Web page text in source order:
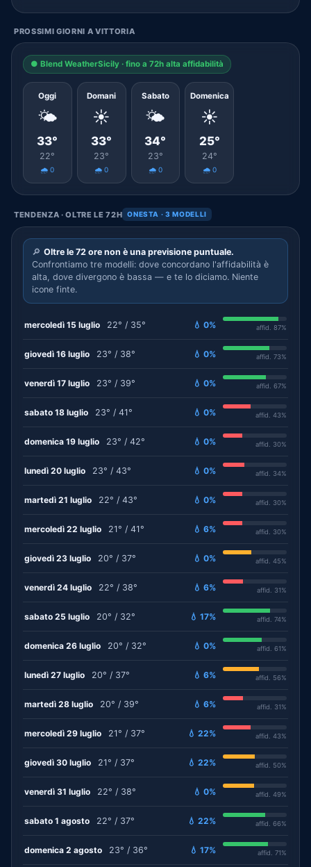
PROSSIMI GIORNI A VITTORIA
● Blend WeatherSicily · fino a 72h alta affidabilità
Oggi
🌤️
33°
22°
🌧️ 0
Domani
☀️
33°
23°
🌧️ 0
Sabato
🌤️
34°
23°
🌧️ 0
Domenica
☀️
25°
24°
🌧️ 0
TENDENZA · OLTRE LE 72H ONESTA · 3 MODELLI
🔎 Oltre le 72 ore non è una previsione puntuale.
Confrontiamo tre modelli: dove concordano l'affidabilità è
alta, dove divergono è bassa — e te lo diciamo. Niente
icone finte.
mercoledì 15 luglio 22° / 35° 💧 0% affid. 87%
giovedì 16 luglio 23° / 38° 💧 0% affid. 73%
venerdì 17 luglio 23° / 39° 💧 0% affid. 67%
sabato 18 luglio 23° / 41° 💧 0% affid. 43%
domenica 19 luglio 23° / 42° 💧 0% affid. 30%
lunedì 20 luglio 23° / 43° 💧 0% affid. 34%
martedì 21 luglio 22° / 43° 💧 0% affid. 30%
mercoledì 22 luglio 21° / 41° 💧 6% affid. 30%
giovedì 23 luglio 20° / 37° 💧 0% affid. 45%
venerdì 24 luglio 22° / 38° 💧 6% affid. 31%
sabato 25 luglio 20° / 32° 💧 17% affid. 74%
domenica 26 luglio 20° / 32° 💧 0% affid. 61%
lunedì 27 luglio 20° / 37° 💧 6% affid. 56%
martedì 28 luglio 20° / 39° 💧 6% affid. 31%
mercoledì 29 luglio 21° / 37° 💧 22% affid. 43%
giovedì 30 luglio 21° / 37° 💧 22% affid. 50%
venerdì 31 luglio 22° / 38° 💧 0% affid. 49%
sabato 1 agosto 22° / 37° 💧 22% affid. 66%
domenica 2 agosto 23° / 36° 💧 17% affid. 71%